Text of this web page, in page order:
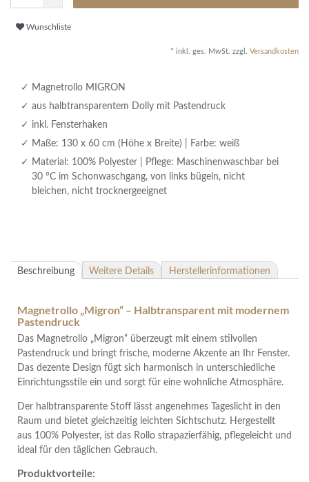
Wunschliste
* inkl. ges. MwSt. zzgl. Versandkosten
Magnetrollo MIGRON
aus halbtransparentem Dolly mit Pastendruck
inkl. Fensterhaken
Maße: 130 x 60 cm (Höhe x Breite) | Farbe: weiß
Material: 100% Polyester | Pflege: Maschinenwaschbar bei
30 °C im Schonwaschgang, von links bügeln, nicht
bleichen, nicht trocknergeeignet
Beschreibung Weitere Details Herstellerinformationen
Magnetrollo „Migron“ – Halbtransparent mit modernem
Pastendruck
Das Magnetrollo „Migron“ überzeugt mit einem stilvollen
Pastendruck und bringt frische, moderne Akzente an Ihr Fenster.
Das dezente Design fügt sich harmonisch in unterschiedliche
Einrichtungsstile ein und sorgt für eine wohnliche Atmosphäre.
Der halbtransparente Stoff lässt angenehmes Tageslicht in den
Raum und bietet gleichzeitig leichten Sichtschutz. Hergestellt
aus 100% Polyester, ist das Rollo strapazierfähig, pflegeleicht und
ideal für den täglichen Gebrauch.
Produktvorteile: